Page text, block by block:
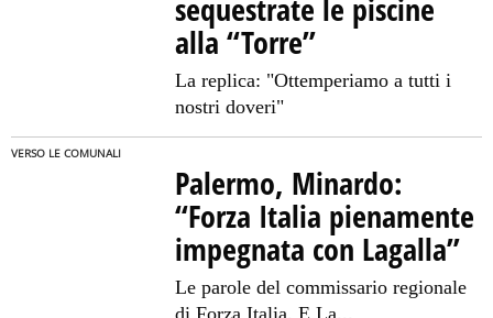
sequestrate le piscine
alla “Torre”
La replica: "Ottemperiamo a tutti i
nostri doveri"
VERSO LE COMUNALI
Palermo, Minardo:
“Forza Italia pienamente
impegnata con Lagalla”
Le parole del commissario regionale
di Forza Italia. E La...